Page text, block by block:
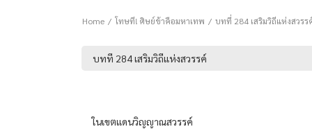
Home โทษที! ศิษย์ข้าคือมหาเทพ บทที่ 284 เสริมวิถีแห่งสวรร
ในเขตแดนวิญญาณสวรรค์